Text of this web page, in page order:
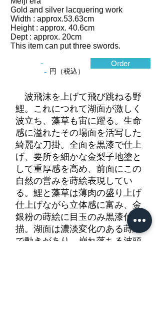
Gold and silver lacquering work
Width : approx.53.63cm
Height : approx. 40.6cm
Dept : approx. 20cm
This item can put three swords.
-
- 円（税込）
Order
波飛沫を上げて飛び跳ねる野
鯉。これにつれて湖面が激しく
波立ち、藻草も宙に躍る。生命
感に溢れたその場面を活写した
綺麗な刀掛。全面を黒漆で仕上
げ、要所を細かな金梨子地塗と
して重厚感を高め、前面にこの
自然の営みを蒔絵表現してい
る。鯉と藻草は薄肉の盛り上げ
仕上げながら立体感に富み、金
銀粉の蒔絵に目玉のみ黒漆付
描。湖面は濃淡変化のある蒔絵
で動きがあり、崩れ落ちる波頭